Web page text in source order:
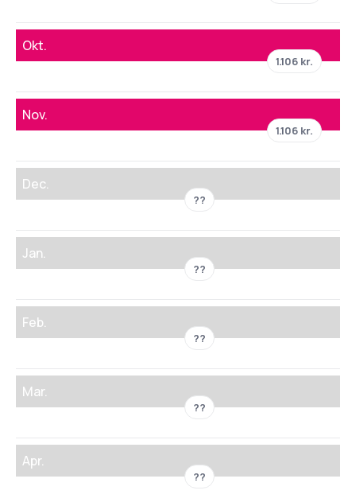
Okt.
1.106 kr.
Nov.
1.106 kr.
Dec.
??
Jan.
??
Feb.
??
Mar.
??
Apr.
??